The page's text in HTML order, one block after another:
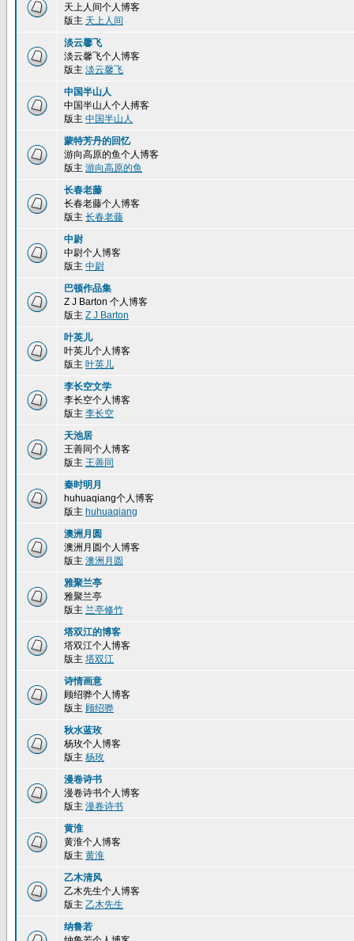
天上人间个人博客
版主 天上人间
淡云馨飞
淡云馨飞个人博客
版主 淡云馨飞
中国半山人
中国半山人个人搏客
版主 中国半山人
蒙特芳丹的回忆
游向高原的鱼个人博客
版主 游向高原的鱼
长春老藤
长春老藤个人博客
版主 长春老藤
中尉
中尉个人博客
版主 中尉
巴顿作品集
Z J Barton 个人博客
版主 Z J Barton
叶英儿
叶英儿个人博客
版主 叶英儿
李长空文学
李长空个人博客
版主 李长空
天池居
王善同个人博客
版主 王善同
秦时明月
huhuaqiang个人博客
版主 huhuaqiang
澳洲月圆
澳洲月圆个人博客
版主 澳洲月圆
雅聚兰亭
雅聚兰亭
版主 兰亭修竹
塔双江的博客
塔双江个人博客
版主 塔双江
诗情画意
顾绍骅个人博客
版主 顾绍骅
秋水蓝玫
杨玫个人博客
版主 杨玫
漫卷诗书
漫卷诗书个人博客
版主 漫卷诗书
黄淮
黄淮个人博客
版主 黄淮
乙木清风
乙木先生个人博客
版主 乙木先生
纳鲁若